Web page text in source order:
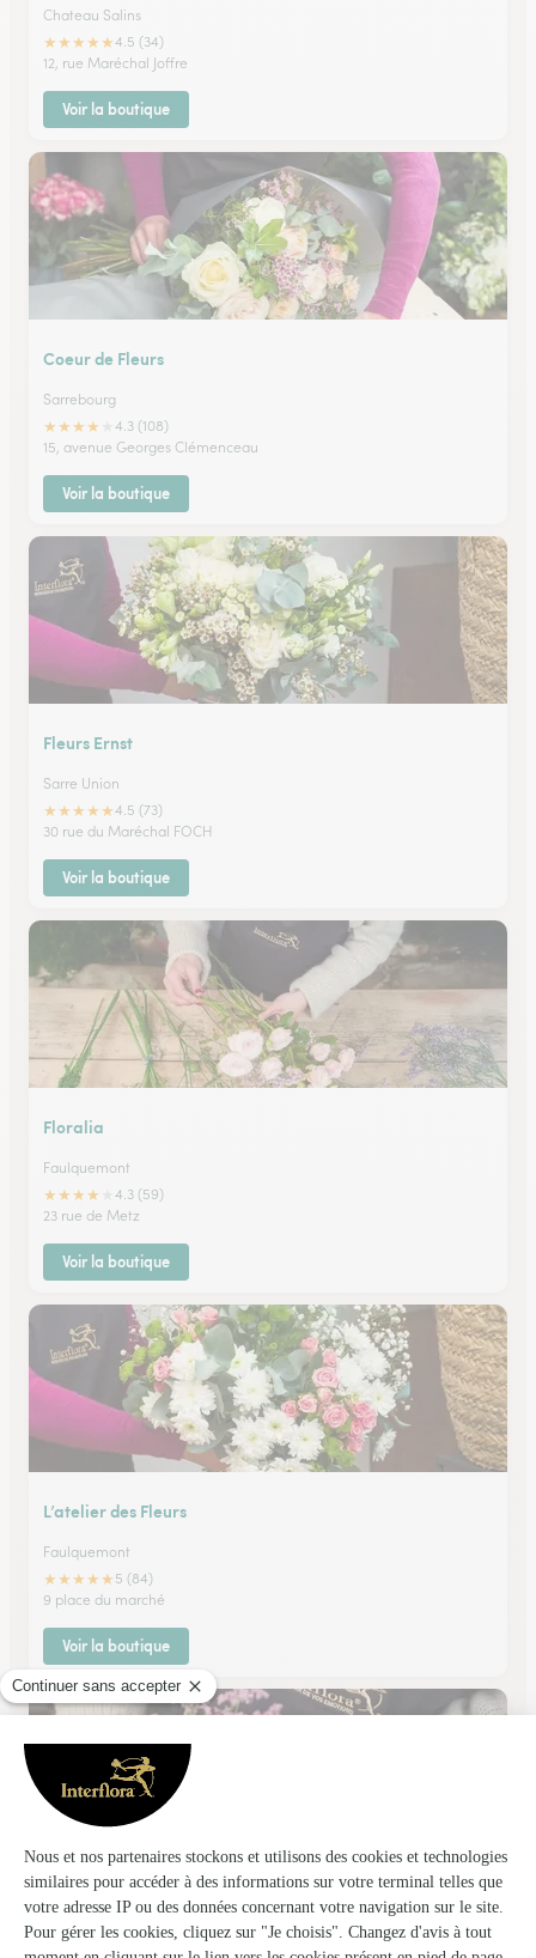
Chateau Salins
★★★★★4.5 (34)
12, rue Maréchal Joffre
Voir la boutique
Coeur de Fleurs
Sarrebourg
★★★★
4.3 (108)
15, avenue Georges Clémenceau
Voir la boutique
Fleurs Ernst
Sarre Union
★★★★★4.5 (73)
30 rue du Maréchal FOCH
Voir la boutique
Floralia
Faulquemont
★★★★
4.3 (59)
23 rue de Metz
Voir la boutique
L’atelier des Fleurs
Faulquemont
★★★★★ 5 (84)
9 place du marché
Voir la boutique
Clos des Fleurs
St Avold